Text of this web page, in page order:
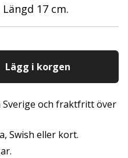
17 cm.
Lägg i korgen
och fraktfritt över
Swish eller kort.